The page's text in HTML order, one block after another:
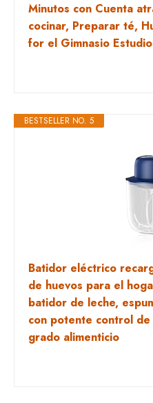
Minutos con Cuenta
cocinar, Preparar té,
for el Gimnasio
BESTSELLER NO. 5
Batidor eléctrico
de huevos para el
batidor de leche,
con potente control
grado alimenticio